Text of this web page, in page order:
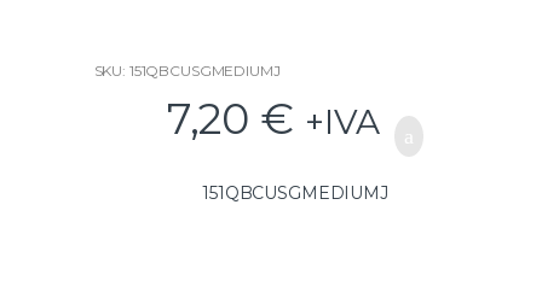
SKU: 151QBCUSGMEDIUMJ
7,20 € +IVA
151QBCUSGMEDIUMJ